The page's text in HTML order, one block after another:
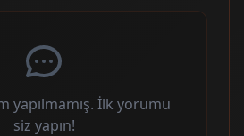
yapılmamış. İlk yorumu
siz yapın!